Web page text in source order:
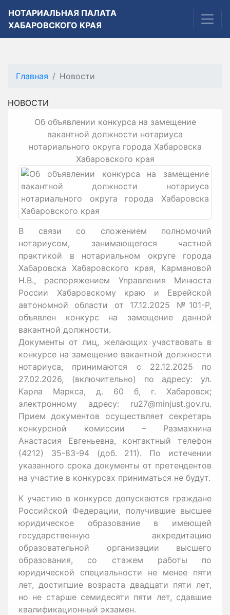
НОТАРИАЛЬНАЯ ПАЛАТА
ХАБАРОВСКОГО КРАЯ
Главная Новости
НОВОСТИ
Об объявлении конкурса на замещение
вакантной должности нотариуса
нотариального округа города Хабаровска
Хабаровского края
В связи со сложением полномочий
нотариусом, занимающегося частной
практикой в нотариальном округе города
Хабаровска Хабаровского края, Кармановой
Н.В., распоряжением Управления Минюста
России Хабаровскому краю и Еврейской
автономной области от 17.12.2025 №101-Р,
объявлен конкурс на замещение данной
вакантной должности.
Документы от лиц, желающих участвовать в
конкурсе на замещение вакантной должности
нотариуса, принимаются с 22.12.2025 по
27.02.2026, (включительно) по адресу: ул.
Карла Маркса, д. 60 б, г. Хабаровск;
электронному адресу: ru27@minjust.gov.ru.
Прием документов осуществляет секретарь
конкурсной комиссии – Размахнина
Анастасия Евгеньевна, контактный телефон
(4212) 35-83-94 (доб. 211). По истечении
указанного срока документы от претендентов
на участие в конкурсах приниматься не будут.
К участию в конкурсе допускаются граждане
Российской Федерации, получившие высшее
юридическое образование в имеющей
государственную аккредитацию
образовательной организации высшего
образования, со стажем работы по
юридической специальности не менее пяти
лет, достигшие возраста двадцати пяти лет,
но не старше семидесяти пяти лет, сдавшие
квалификационный экзамен.